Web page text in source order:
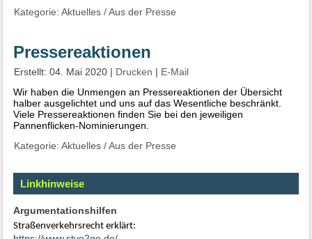
Kategorie:Aktuelles /Aus der Presse
Pressereaktionen
Erstellt: 04. Mai 2020 | Drucken | E-Mail
Wir haben die Unmengen an Pressereaktionen der Übersicht
halber ausgelichtet und uns auf das Wesentliche beschränkt.
Viele Pressereaktionen finden Sie bei den jeweiligen
Pannenflicken-Nominierungen.
Kategorie:Aktuelles /Aus der Presse
Linkhinweise
Argumentationshilfen
Straßenverkehrsrecht erklärt: